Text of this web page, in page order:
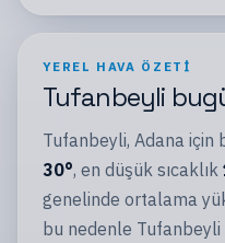
YEREL HAVA ÖZETI
Tufanbeyli
Tufanbeyli, Adanaiçin
30°, en düşük sıcaklık
genelinde ortalama
bu nedenle Tufanbeyli